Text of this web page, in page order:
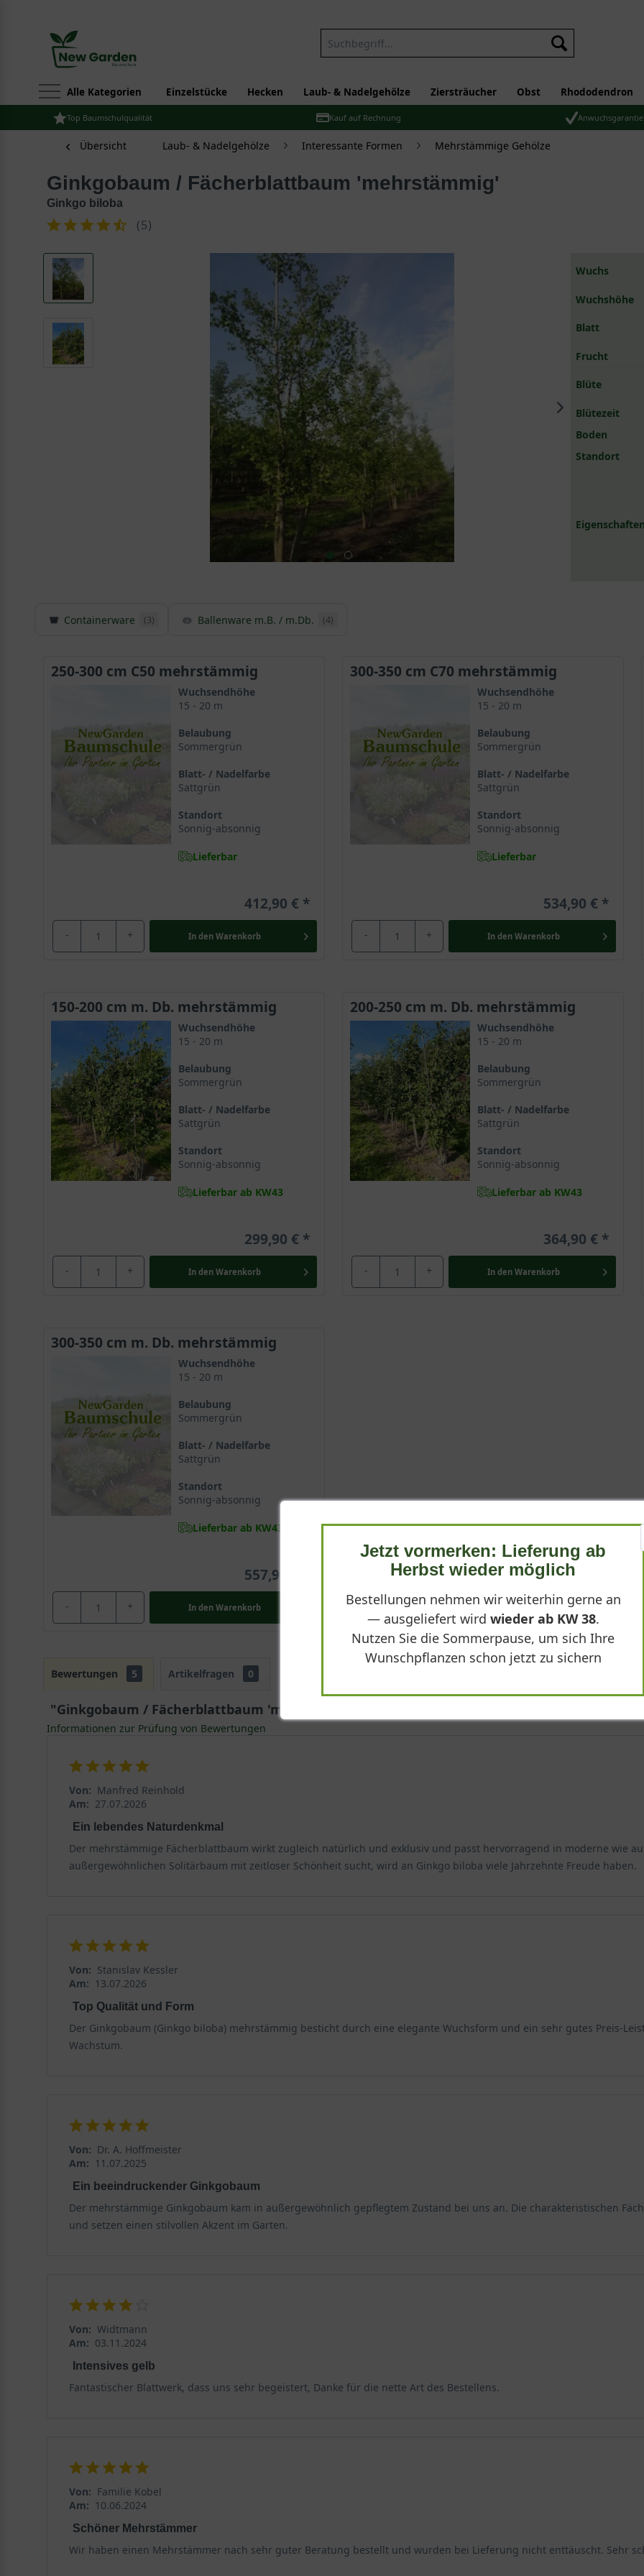
Alle Kategorien Einzelstücke Hecken Laub- & Nadelgehölze Ziersträucher Obst Rhododendron
Top Baumschulqualität Kauf auf Rechnung Anwuchsgarantie
Übersicht Laub- & Nadelgehölze Interessante Formen Mehrstämmige Gehölze
Ginkgobaum / Fächerblattbaum 'mehrstämmig'
Ginkgo biloba
(5)
Wuchs
Wuchshöhe
Blatt
Frucht
Blüte
Blütezeit
Boden
Standort
Containerware (3) Ballenware m.B. / m.Db. (4)
250-300 cm C50 mehrstämmig
Wuchsendhöhe
15 - 20 m
Belaubung
Sommergrün
Blatt- / Nadelfarbe
Sattgrün
Standort
Sonnig-absonnig
Lieferbar
412,90 €
- + In den Warenkorb
300-350 cm C70 mehrstämmig
Wuchsendhöhe
15 - 20 m
Belaubung
Sommergrün
Blatt- / Nadelfarbe
Sattgrün
Standort
Sonnig-absonnig
Lieferbar
534,90 €
- + In den Warenkorb
150-200 cm m. Db. mehrstämmig
Wuchsendhöhe
15 - 20 m
Belaubung
Sommergrün
Blatt- / Nadelfarbe
Sattgrün
Standort
Sonnig-absonnig
Lieferbar ab KW43
299,90 €
- + In den Warenkorb
200-250 cm m. Db. mehrstämmig
Wuchsendhöhe
15 - 20 m
Belaubung
Sommergrün
Blatt- / Nadelfarbe
Sattgrün
Standort
Sonnig-absonnig
Lieferbar ab KW43
364,90 €
- + In den Warenkorb
300-350 cm m. Db. mehrstämmig
Wuchsendhöhe
15 - 20 m
Belaubung
Sommergrün
Blatt- / Nadelfarbe
Sattgrün
Standort
Sonnig-absonnig
Lieferbar ab KW43
557,90 €
- + In den Warenkorb
Bewertungen 5 Artikelfragen 0
"Ginkgobaum / Fächerblattbaum 'mehrstämmig' - Ginkgo biloba"
Informationen zur Prüfung von Bewertungen
Von: Manfred Reinhold
Am: 27.07.2026
Ein lebendes Naturdenkmal
Der mehrstämmige Fächerblattbaum wirkt zugleich natürlich und exklusiv und passt hervorragend in moderne wie
außergewöhnlichen Solitärbaum mit zeitloser Schönheit sucht, wird an Ginkgo biloba viele Jahrzehnte Freude haben.
Von: Stanislav Kessler
Am: 13.07.2026
Top Qualität und Form
Der Ginkgobaum (Ginkgo biloba) mehrstämmig besticht durch eine elegante Wuchsform und ein sehr gutes Preis-
Wachstum.
Von: Dr. A. Hoffmeister
Am: 11.07.2025
Ein beeindruckender Ginkgobaum
Der mehrstämmige Ginkgobaum kam in außergewöhnlich gepflegtem Zustand bei uns an. Die charakteristischen
und setzen einen stilvollen Akzent im Garten.
Von: Widtmann
Am: 03.11.2024
Intensives gelb
Fantastischer Blattwerk, dass uns sehr begeistert, Danke für die nette Art des Bestellens.
Von: Familie Kobel
Am: 10.06.2024
Schöner Mehrstämmer
Wir haben einen Mehrstämmer nach sehr guter Beratung bestellt und wurden bei Lieferung nicht enttäuscht. Sehr
Jetzt vormerken: Lieferung ab
Herbst wieder möglich
Bestellungen nehmen wir weiterhin gerne an
— ausgeliefert wird wieder ab KW 38.
Nutzen Sie die Sommerpause, um sich Ihre
Wunschpflanzen schon jetzt zu sichern